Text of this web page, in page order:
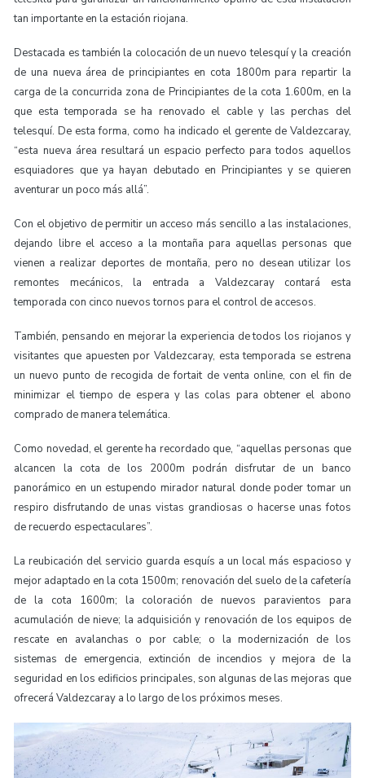
tan importante en la estación riojana.
Destacada es también la colocación de un nuevo telesquí y la creación
de una nueva área de principiantes en cota 1800m para repartir la
carga de la concurrida zona de Principiantes de la cota 1.600m, en la
que esta temporada se ha renovado el cable y las perchas del
telesquí. De esta forma, como ha indicado el gerente de Valdezcaray,
“esta nueva área resultará un espacio perfecto para todos aquellos
esquiadores que ya hayan debutado en Principiantes y se quieren
aventurar un poco más allá”.
Con el objetivo de permitir un acceso más sencillo a las instalaciones,
dejando libre el acceso a la montaña para aquellas personas que
vienen a realizar deportes de montaña, pero no desean utilizar los
remontes mecánicos, la entrada a Valdezcaray contará esta
temporada con cinco nuevos tornos para el control de accesos.
También, pensando en mejorar la experiencia de todos los riojanos y
visitantes que apuesten por Valdezcaray, esta temporada se estrena
un nuevo punto de recogida de fortait de venta online, con el fin de
minimizar el tiempo de espera y las colas para obtener el abono
comprado de manera telemática.
Como novedad, el gerente ha recordado que, “aquellas personas que
alcancen la cota de los 2000m podrán disfrutar de un banco
panorámico en un estupendo mirador natural donde poder tomar un
respiro disfrutando de unas vistas grandiosas o hacerse unas fotos
de recuerdo espectaculares”.
La reubicación del servicio guarda esquís a un local más espacioso y
mejor adaptado en la cota 1500m; renovación del suelo de la cafetería
de la cota 1600m; la coloración de nuevos paravientos para
acumulación de nieve; la adquisición y renovación de los equipos de
rescate en avalanchas o por cable; o la modernización de los
sistemas de emergencia, extinción de incendios y mejora de la
seguridad en los edificios principales, son algunas de las mejoras que
ofrecerá Valdezcaray a lo largo de los próximos meses.